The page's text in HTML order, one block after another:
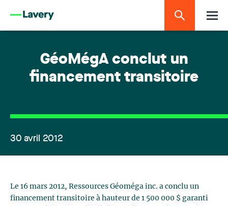
GéoMégA conclut un
financement transitoire
30 avril 2012
Le 16 mars 2012, Ressources Géoméga inc. a conclu un
financement transitoire à hauteur de 1 500 000 $ garanti